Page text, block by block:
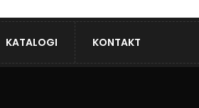
KATALOGI KONTAKT